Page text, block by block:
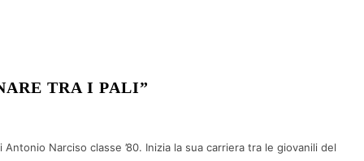
TRA I PALI”
Narciso classe ’80. Inizia la sua carriera tra le giovanili del